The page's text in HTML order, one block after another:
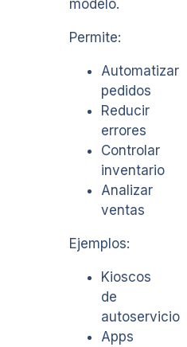
modelo.
Permite:
Automatizar
pedidos
Reducir
errores
Controlar
inventario
Analizar
ventas
Ejemplos:
Kioscos
de
autoservicio
Apps